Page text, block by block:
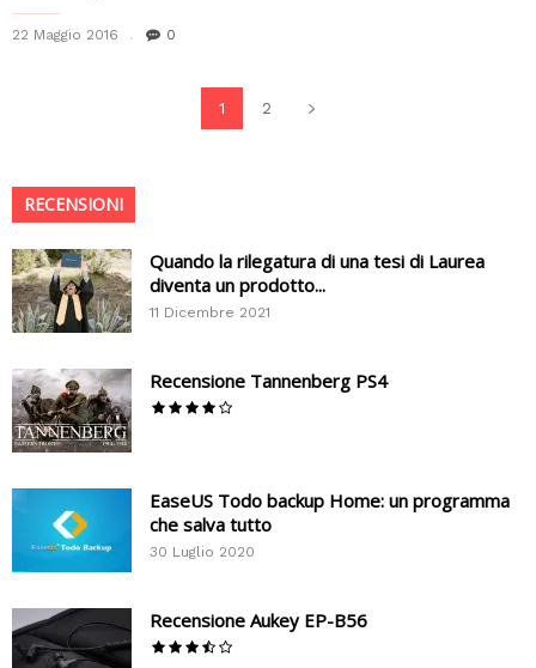
22 Maggio 2016 0
1 2
RECENSIONI
Quando la rilegatura di una tesi di Laurea
diventa un prodotto...
11 Dicembre 2021
Recensione Tannenberg PS4
EaseUS Todo backup Home: un programma
che salva tutto
30 Luglio 2020
Recensione Aukey EP-B56